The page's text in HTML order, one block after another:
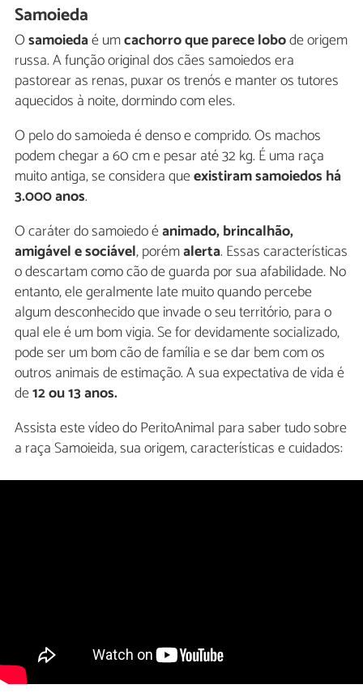
Samoieda
Osamoiedaé umcachorro que parece lobode origem
russa. A função original dos cães samoiedos era
pastorear as renas, puxar os trenós e manter os tutores
aquecidos à noite, dormindo com eles.
O pelo do samoieda é denso e comprido. Os machos
podem chegar a 60 cm e pesar até 32 kg. É uma raça
muito antiga, se considera queexistiram samoiedos há
3.000 anos.
O caráter do samoiedo éanimado, brincalhão,
amigável e sociável, porémalerta. Essas características
o descartam como cão de guarda por sua afabilidade. No
entanto, ele geralmente late muito quando percebe
algum desconhecido que invade o seu território, para o
qual ele é um bom vigia. Se for devidamente socializado,
pode ser um bom cão de família e se dar bem com os
outros animais de estimação. A sua expectativa de vida é
de12 ou 13 anos.
Assista este vídeo do PeritoAnimal para saber tudo sobre
a raça Samoieida, sua origem, características e cuidados: